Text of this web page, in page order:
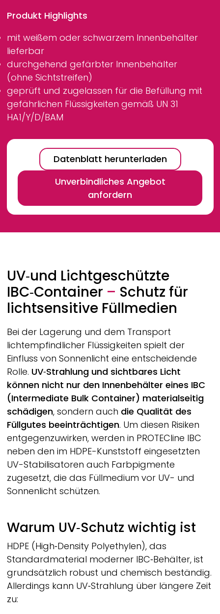
Produkt Highlights
mit weißem oder schwarzem Innenbehälter
lieferbar
durchgehend gefärbter Innenbehälter
(ohne Sichtstreifen)
geprüft und zugelassen für die Befüllung mit
gefährlichen Flüssigkeiten gemäß UN 31
HA1/Y/D/BAM
Datenblatt herunterladen
Unverbindliches Angebot
anfordern
UV‑und Lichtgeschützte
IBC‑Container – Schutz für
lichtsensitive Füllmedien
Bei der Lagerung und dem Transport
lichtempfindlicher Flüssigkeiten spielt der
Einfluss von Sonnenlicht eine entscheidende
Rolle. UV‑Strahlung und sichtbares Licht
können nicht nur den Innenbehälter eines IBC
(Intermediate Bulk Container) materialseitig
schädigen, sondern auch die Qualität des
Füllgutes beeinträchtigen. Um diesen Risiken
entgegenzuwirken, werden in PROTECline IBC
neben den im HDPE-Kunststoff eingesetzten
UV-Stabilisatoren auch Farbpigmente
zugesetzt, die das Füllmedium vor UV- und
Sonnenlicht schützen.
Warum UV‑Schutz wichtig ist
HDPE(High‑Density Polyethylen), das
Standardmaterial moderner IBC‑Behälter, ist
grundsätzlich robust und chemisch beständig.
Allerdings kann UV‑Strahlung über längere Zeit
zu: